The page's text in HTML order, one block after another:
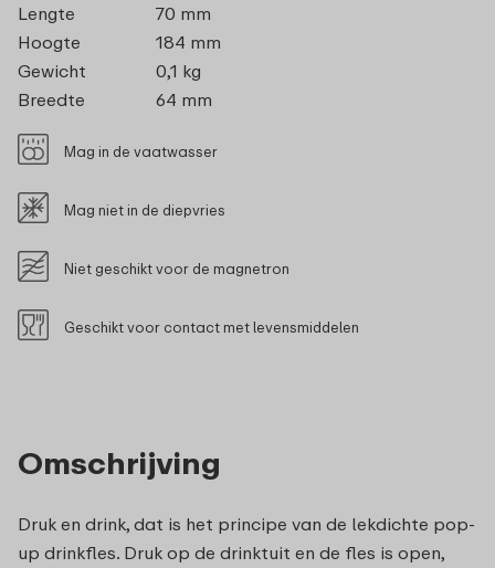
Omschrijving
Druk en drink, dat is het principe van de lekdichte pop-
up drinkfles. Druk op de drinktuit en de fles is open,
Lengte
70 mm
Hoogte
184 mm
Gewicht
0,1 kg
Breedte
64 mm
Mag in de vaatwasser
Mag niet in de diepvries
Niet geschikt voor de magnetron
Geschikt voor contact met levensmiddelen